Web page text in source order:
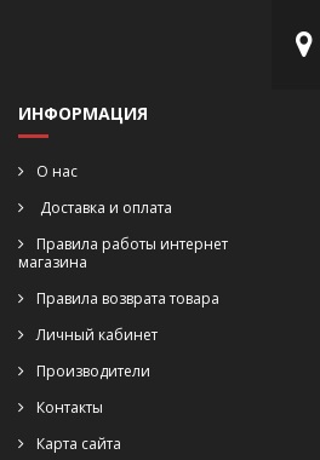
ИНФОРМАЦИЯ
О нас
Доставка и оплата
Правила работы интернет
магазина
Правила возврата товара
Личный кабинет
Производители
Контакты
Карта сайта